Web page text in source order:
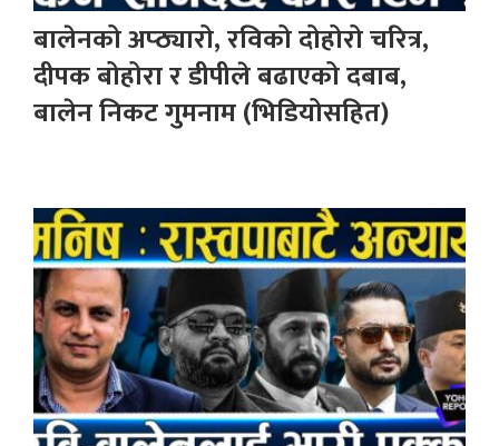
बालेनको अप्ठ्यारो, रविको दोहोरो चरित्र,
दीपक बोहोरा र डीपीले बढाएको दबाब,
बालेन निकट गुमनाम (भिडियोसहित)